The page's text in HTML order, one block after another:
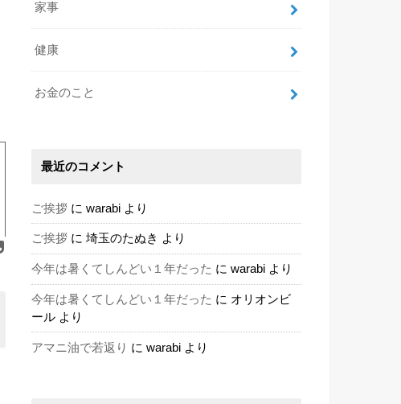
家事
健康
お金のこと
最近のコメント
ご挨拶 に warabi より
ご挨拶 に 埼玉のたぬき より
今年は暑くてしんどい１年だった に warabi より
今年は暑くてしんどい１年だった に オリオンビ
ール より
アマニ油で若返り に warabi より